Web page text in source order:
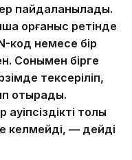
пайдаланылады.
қорғаныс ретінде
код немесе бір
Сонымен бірге
тексеріліп,
отырады.
толық
келмейді, — дейді